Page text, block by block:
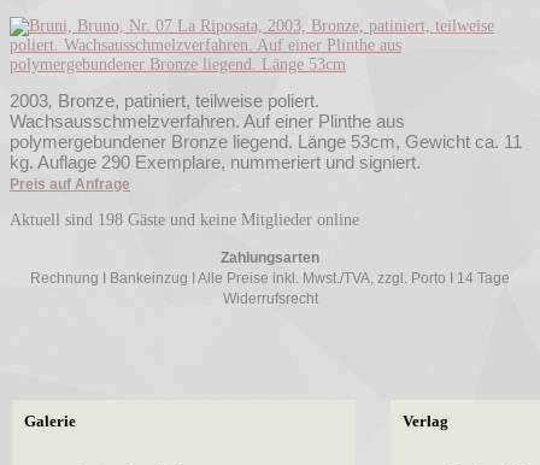
2003, Bronze, patiniert, teilweise poliert.
Wachsausschmelzverfahren. Auf einer Plinthe aus
polymergebundener Bronze liegend. Länge 53cm, Gewicht ca. 11
kg. Auflage 290 Exemplare, nummeriert und signiert.
Preis auf Anfrage
Aktuell sind 198 Gäste und keine Mitglieder online
Zahlungsarten
Rechnung I Bankeinzug I Alle Preise inkl. Mwst./TVA, zzgl. Porto I 14 Tage
Widerrufsrecht
Galerie Verlag